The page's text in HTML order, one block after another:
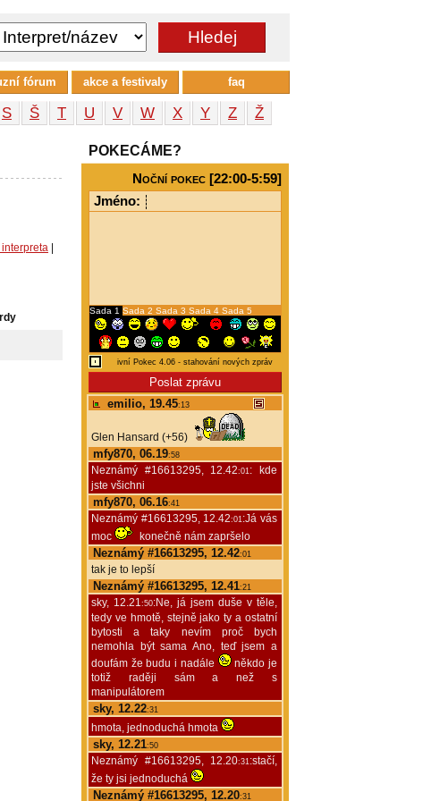
S Š T U V W X Y Z
Ž
interpreta
POKECÁME?
Noční pokec [22:00-5:59]
Jméno:
Sada 1 Sada 2 Sada 3 Sada 4 Sada 5
emilio, 19.45:13
Glen Hansard (+56)
mfy870, 06.19:58
Neznámý #16613295, 12.42:01: kde
jste všichni
mfy870, 06.16:41
Neznámý #16613295, 12.42:01:Já vás
moc
konečně nám zapršelo
Neznámý #16613295, 12.42:01
tak je to lepší
Neznámý #16613295, 12.41:21
sky, 12.21:50:Ne, já jsem duše v těle,
tedy ve hmotě, stejně jako ty a ostatní
bytosti a taky nevím proč bych
nemohla být sama Ano, teď jsem a
doufám že budu i nadále
někdo je
totiž raději sám a než s
manipulátorem
sky, 12.22:31
hmota, jednoduchá hmota
sky, 12.21:50
Neznámý #16613295, 12.20:31:stačí,
že ty jsi jednoduchá
Neznámý #16613295, 12.20:31
fórum akce a festivaly faq